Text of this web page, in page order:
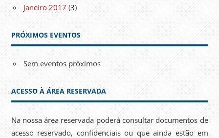
Janeiro 2017 (3)
PRÓXIMOS EVENTOS
Sem eventos próximos
ACESSO À ÁREA RESERVADA
Na nossa área reservada poderá consultar documentos de
acesso reservado, confidenciais ou que ainda estão em